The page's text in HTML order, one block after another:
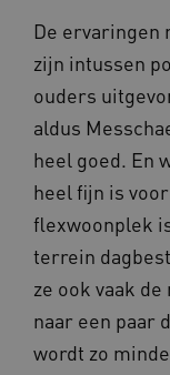
De ervaringen
zijn intussen
ouders
aldus
heel goed. En
heel fijn is
flexwoonplek
terrein
ze ook vaak
naar een paar
wordt zo
vuid
YSC